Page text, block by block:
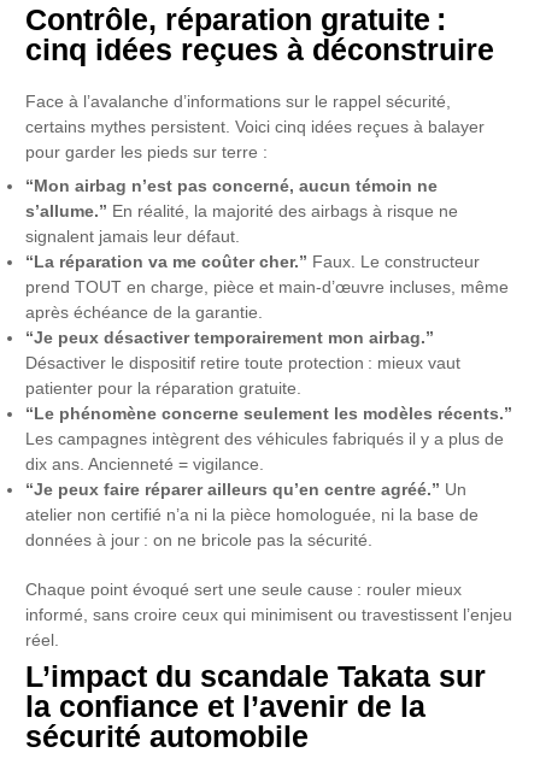
Contrôle, réparation gratuite :
cinq idées reçues à déconstruire
Face à l’avalanche d’informations sur le rappel sécurité,
certains mythes persistent. Voici cinq idées reçues à balayer
pour garder les pieds sur terre :
“Mon airbag n’est pas concerné, aucun témoin ne
s’allume.” En réalité, la majorité des airbags à risque ne
signalent jamais leur défaut.
“La réparation va me coûter cher.” Faux. Le constructeur
prend TOUT en charge, pièce et main-d’œuvre incluses, même
après échéance de la garantie.
“Je peux désactiver temporairement mon airbag.”
Désactiver le dispositif retire toute protection : mieux vaut
patienter pour la réparation gratuite.
“Le phénomène concerne seulement les modèles récents.”
Les campagnes intègrent des véhicules fabriqués il y a plus de
dix ans. Ancienneté = vigilance.
“Je peux faire réparer ailleurs qu’en centre agréé.” Un
atelier non certifié n’a ni la pièce homologuée, ni la base de
données à jour : on ne bricole pas la sécurité.
Chaque point évoqué sert une seule cause : rouler mieux
informé, sans croire ceux qui minimisent ou travestissent l’enjeu
réel.
L’impact du scandale Takata sur
la confiance et l’avenir de la
sécurité automobile